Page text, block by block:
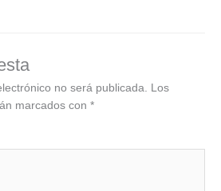
no será publicada. Los
marcados con *